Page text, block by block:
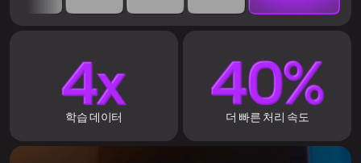
학습 데이터 더 빠른 처리 속도